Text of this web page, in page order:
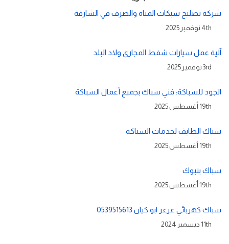
شركة تصليح شبكات المياه والصرف في الشارقة
4th نوفمبر 2025
آلية عمل سيارات شفط المجاري ولاد البلد
3rd نوفمبر 2025
الجود للسباكة: فني سباك بجميع أعمال السباكة
19th أغسطس 2025
سباك الطايف لخدمات السباكه
19th أغسطس 2025
سباك بتبوك
19th أغسطس 2025
سباك كهربائي عرعر ابو كيان 0539515613
11th ديسمبر 2024